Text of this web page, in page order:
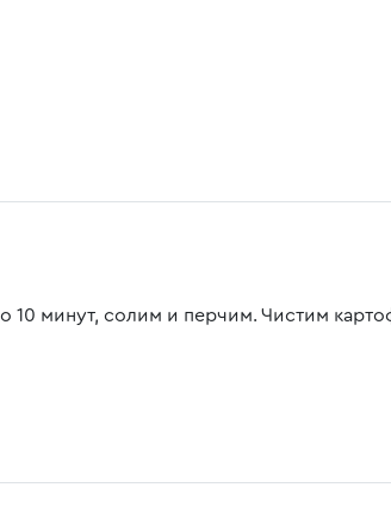
минут, солим и перчим. Чистим